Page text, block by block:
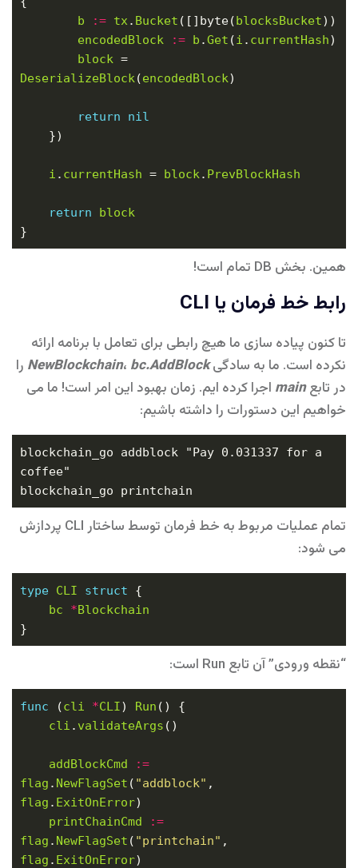
b
:= tx. Bucket ([]byte(blocksBucket
encodedBlock
:= b .Get (i . currentHash
block
=
DeserializeBlock(encodedBlock
return
nil
i . currentHash = block. PrevBlockHash
return
block
همین. بخش DB تمام است!
رابط خط فرمان یا CLI
تا کنون پیاده سازی ما هیچ رابطی برای تعامل با برنامه ارائه
نکرده است. ما به سادگی
NewBlockchain، bc.AddBlock
را
در تابعmain اجرا کرده ایم. زمان بهبود این امر است! ما می
خواهیم این دستورات را داشته باشیم:
blockchain_go addblock "Pay 0.031337 for a
تمام عملیات مربوط به خط فرمان توسط ساختار CLI پردازش
می شود:
type CLI struct
bc
*Blockchain
“نقطه ورودی” آن تابع Run است:
func (cli *CLI) Run
cli . validateArgs
addBlockCmd
:=
flag . NewFlagSet ( "addblock"
flag . ExitOnError
printChainCmd
:=
flag . NewFlagSet ( "printchain"
flag . ExitOnError